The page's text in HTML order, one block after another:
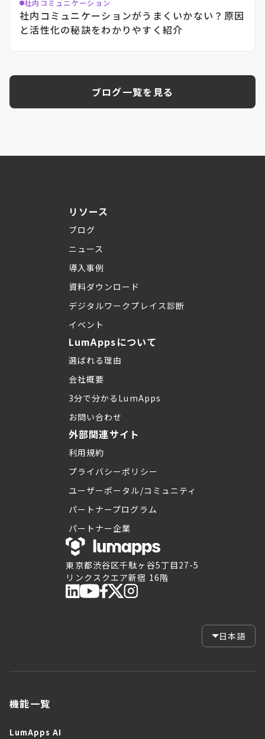
社内コミュニケーションがうまくいかない？原因
と活性化の秘訣をわかりやすく紹介
社内コミュニケーション
ブログ一覧を見る
東京都渋谷区千駄ヶ谷5丁目27-5
リンクスクエア新宿 16階
リソース
ブログ
ニュース
導入事例
資料ダウンロード
デジタルワークプレイス診断
イベント
LumAppsについて
選ばれる理由
会社概要
3分で分かるLumApps
お問い合わせ
外部関連サイト
利用規約
プライバシーポリシー
ユーザーポータル/コミュニティ
パートナープログラム
パートナー企業
日本語
機能一覧
LumApps AI